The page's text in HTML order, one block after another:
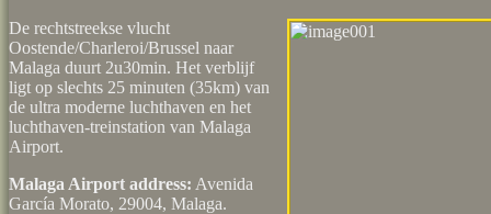
De rechtstreekse vlucht
Oostende/Charleroi/Brussel naar
Malaga duurt 2u30min. Het verblijf
ligt op slechts 25 minuten (35km) van
de ultra moderne luchthaven en het
luchthaven-treinstation van Malaga
Airport.
Malaga Airport address: Avenida
García Morato, 29004, Malaga.